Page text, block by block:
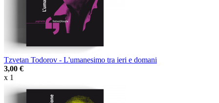
Tzvetan Todorov - L'umanesimo tra ieri e domani
3,00 €
x 1